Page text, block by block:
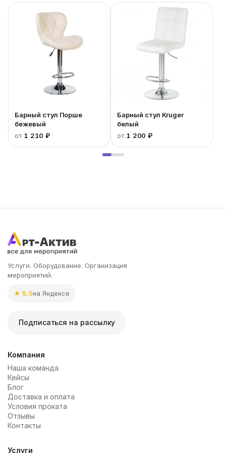
Барный стул Порше
бежевый
от 1 210 ₽
Барный стул Kruger
белый
от 1 200 ₽
Услуги. Оборудование. Организация
мероприятий.
★ 5.0на Яндексе
Подписаться на рассылку
Компания
Наша команда
Кейсы
Блог
Доставка и оплата
Условия проката
Отзывы
Контакты
Услуги